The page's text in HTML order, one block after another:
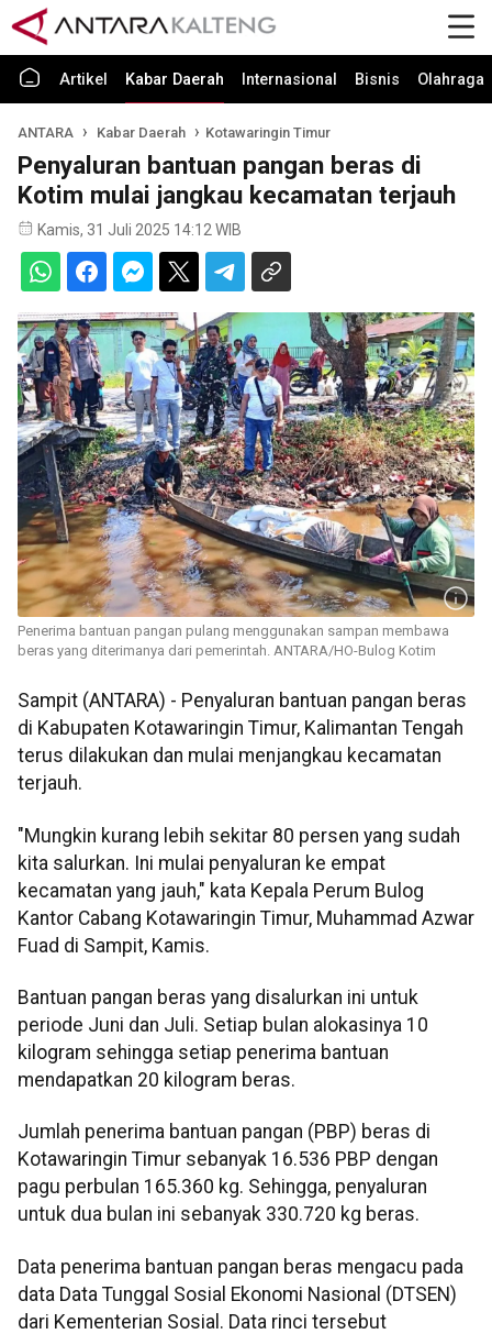
Artikel Kabar Daerah Internasional Bisnis Olahraga
ANTARA Kabar Daerah Kotawaringin Timur
Penyaluran bantuan pangan beras di
Kotim mulai jangkau kecamatan terjauh
Kamis, 31 Juli 2025 14:12 WIB
Penerima bantuan pangan pulang menggunakan sampan membawa
beras yang diterimanya dari pemerintah. ANTARA/HO-Bulog Kotim
Sampit (ANTARA) - Penyaluran bantuan pangan beras
di Kabupaten Kotawaringin Timur, Kalimantan Tengah
terus dilakukan dan mulai menjangkau kecamatan
terjauh.
"Mungkin kurang lebih sekitar 80 persen yang sudah
kita salurkan. Ini mulai penyaluran ke empat
kecamatan yang jauh," kata Kepala Perum Bulog
Kantor Cabang Kotawaringin Timur, Muhammad Azwar
Fuad di Sampit, Kamis.
Bantuan pangan beras yang disalurkan ini untuk
periode Juni dan Juli. Setiap bulan alokasinya 10
kilogram sehingga setiap penerima bantuan
mendapatkan 20 kilogram beras.
Jumlah penerima bantuan pangan (PBP) beras di
Kotawaringin Timur sebanyak 16.536 PBP dengan
pagu perbulan 165.360 kg. Sehingga, penyaluran
untuk dua bulan ini sebanyak 330.720 kg beras.
Data penerima bantuan pangan beras mengacu pada
data Data Tunggal Sosial Ekonomi Nasional (DTSEN)
dari Kementerian Sosial. Data rinci tersebut